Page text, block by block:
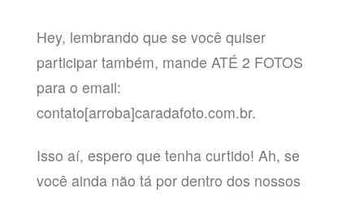
Hey, lembrando que se você quiser
participar também, mande ATÉ 2 FOTOS
para o email:
contato[arroba]caradafoto.com.br.
Isso aí, espero que tenha curtido! Ah, se
você ainda não tá por dentro dos nossos